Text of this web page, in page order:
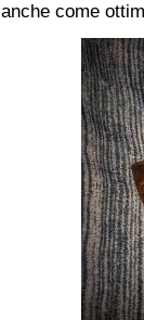
anche come